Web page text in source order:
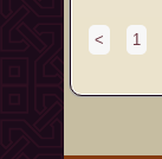
< 1